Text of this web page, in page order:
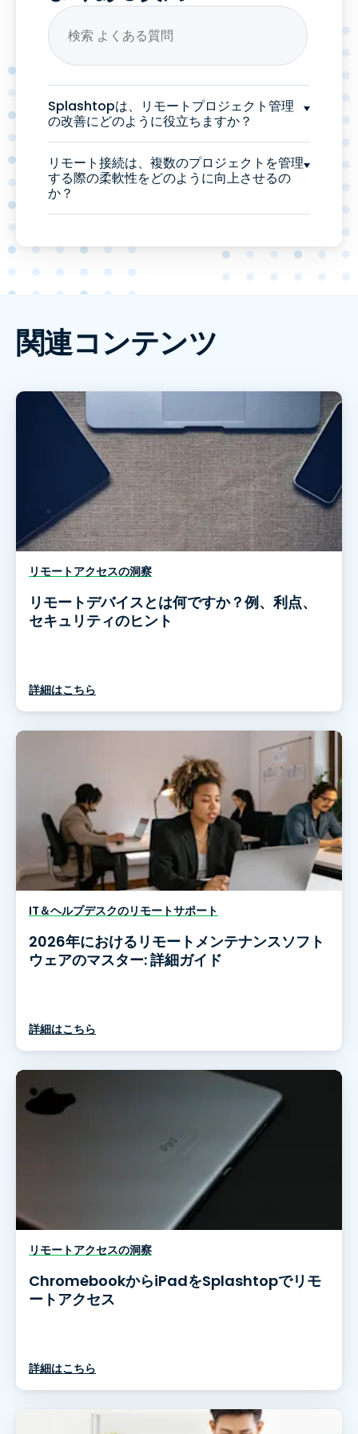
Splashtopは、リモートプロジェクト管理
の改善にどのように役立ちますか？
リモート接続は、複数のプロジェクトを管理
する際の柔軟性をどのように向上させるの
か？
関連コンテンツ
リモートアクセスの洞察
リモートデバイスとは何ですか？例、利点、
セキュリティのヒント
詳細はこちら
IT＆ヘルプデスクのリモートサポート
2026年におけるリモートメンテナンスソフト
ウェアのマスター: 詳細ガイド
詳細はこちら
リモートアクセスの洞察
ChromebookからiPadをSplashtopでリモ
ートアクセス
詳細はこちら